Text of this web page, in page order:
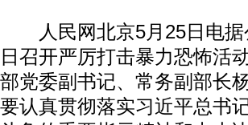
人民网北京5月25日电据
日召开严厉打击暴力恐怖活
部党委副书记、常务副部长
要认真贯彻落实习近平总书